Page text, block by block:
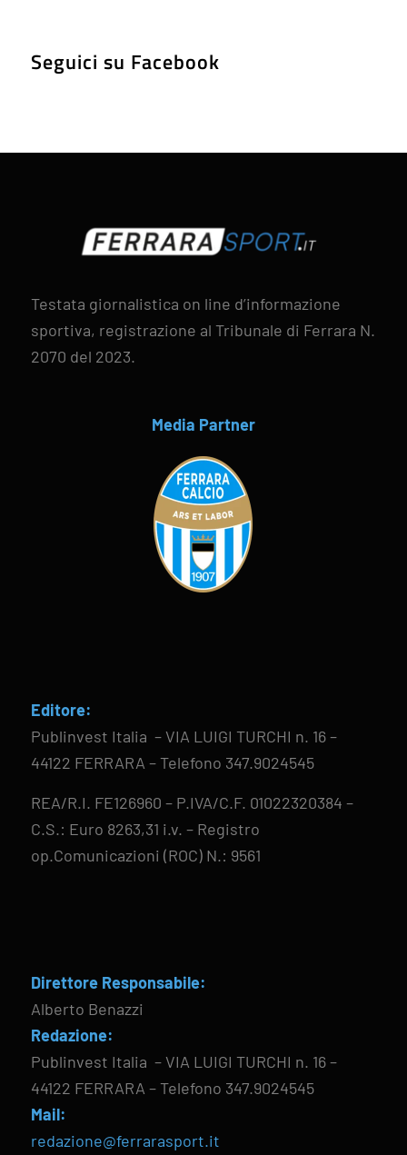
Seguici su Facebook
Testata giornalistica on line d’informazione
sportiva, registrazione al Tribunale di Ferrara N.
2070 del 2023.
Media Partner
Editore:
Publinvest Italia – VIA LUIGI TURCHI n. 16 –
44122 FERRARA – Telefono 347.9024545
REA/R.I. FE126960 – P.IVA/C.F. 01022320384 –
C.S.: Euro 8263,31 i.v. – Registro
op.Comunicazioni (ROC) N.: 9561
Direttore Responsabile:
Alberto Benazzi
Redazione:
Publinvest Italia – VIA LUIGI TURCHI n. 16 –
44122 FERRARA – Telefono 347.9024545
Mail:
redazione@ferrarasport.it